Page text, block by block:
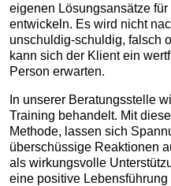
eigenen Lösungsansätze
entwickeln. Es wird nicht
unschuldig-schuldig, falsch
kann sich der Klient ein
Person erwarten.
In unserer Beratungsstelle
Training behandelt. Mit
Methode, lassen sich
überschüssige Reaktionen
als wirkungsvolle
eine positive Lebensführung